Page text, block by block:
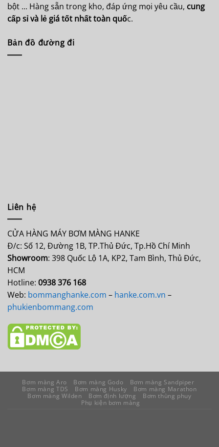
bột ... Hàng sẵn trong kho, đáp ứng mọi yêu cầu, cung
cấp sỉ và lẻ giá tốt nhất toàn quốc.
Bản đồ đường đi
Liên hệ
CỬA HÀNG MÁY BƠM MÀNG HANKE
Đ/c: Số 12, Đường 1B, TP.Thủ Đức, Tp.Hồ Chí Minh
Showroom: 398 Quốc Lộ 1A, KP2, Tam Bình, Thủ Đức,
HCM
Hotline: 0938 376 168
Web: bommanghanke.com – hanke.com.vn –
phukienbommang.com
Bơm màng Aro Bơm màng Godo
Bơm màng Sandpiper
Bơm màng TDS
Bơm màng Husky
Bơm màng Marathon
Bơm màng Wilden
Bơm định lượng
Bơm thùng phuy
Phụ kiện bơm màng